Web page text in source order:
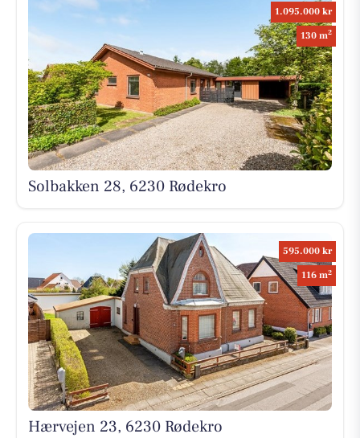
1.095.000 kr
130 m2
Solbakken 28, 6230 Rødekro
595.000 kr
116 m2
Hærvejen 23, 6230 Rødekro